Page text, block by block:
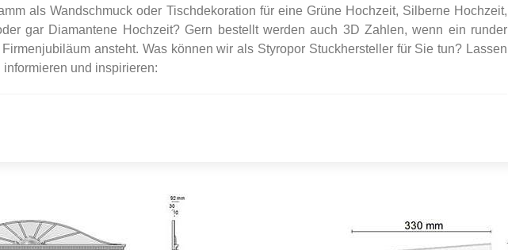
als Wandschmuck oder Tischdekoration für eine Grüne Hochzeit, Silberne Hochzeit,
gar Diamantene Hochzeit? Gern bestellt werden auch 3D Zahlen, wenn ein runder
ansteht. Was können wir als Styropor Stuckhersteller für Sie tun? Lassen
und inspirieren: